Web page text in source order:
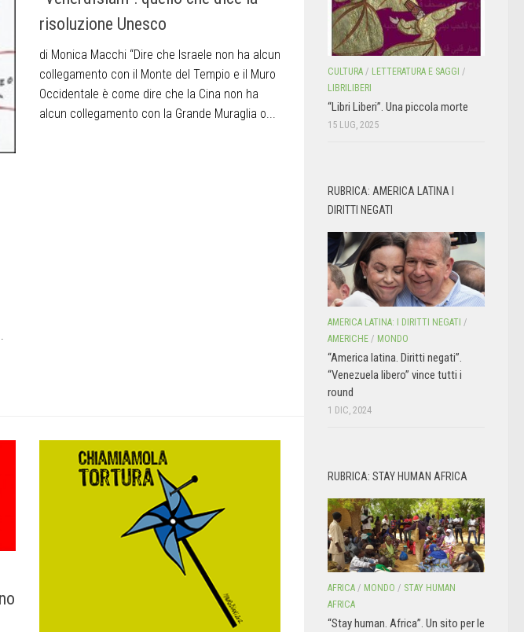
risoluzione Unesco
di Monica Macchi “Dire che Israele non ha alcun
collegamento con il Monte del Tempio e il Muro
Occidentale è come dire che la Cina non ha
alcun collegamento con la Grande Muraglia o...
CULTURA / LETTERATURA E SAGGI /
LIBRILIBERI
“Libri Liberi”. Una piccola morte
15 LUG, 2025
RUBRICA: AMERICA LATINA I
DIRITTI NEGATI
AMERICA LATINA: I DIRITTI NEGATI /
AMERICHE / MONDO
“America latina. Diritti negati”.
“Venezuela libero” vince tutti i
round
1 DIC, 2024
RUBRICA: STAY HUMAN AFRICA
AFRICA / MONDO / STAY HUMAN
AFRICA
“Stay human. Africa”. Un sito per le